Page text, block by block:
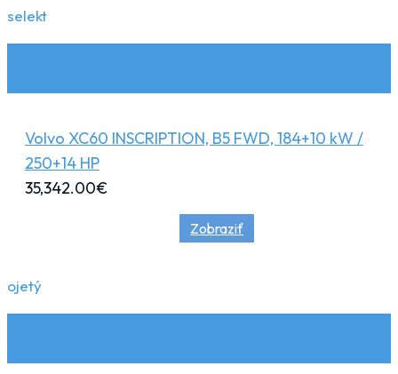
selekt
Volvo XC60 INSCRIPTION, B5 FWD, 184+10 kW /
250+14 HP
35,342.00€
Zobraziť
ojetý